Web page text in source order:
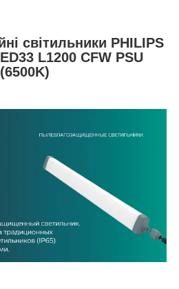
світильники PHILIPS
L1200 CFW PSU
(6500K)